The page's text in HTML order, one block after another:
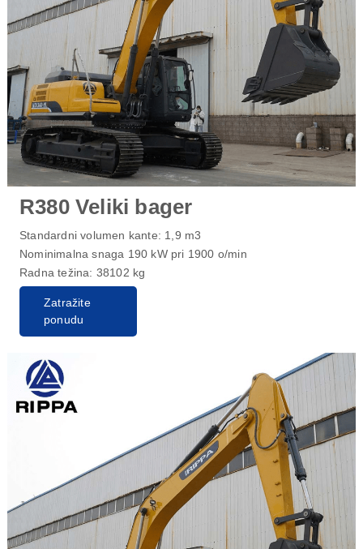
R380 Veliki bager
Standardni volumen kante: 1,9 m3
Nominimalna snaga 190 kW pri 1900 o/min
Radna težina: 38102 kg
Zatražite
ponudu